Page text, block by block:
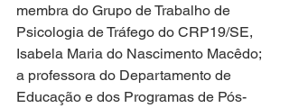
membra do Grupo de Trabalho de
Psicologia de Tráfego do CRP19/SE,
Isabela Maria do Nascimento Macêdo;
a professora do Departamento de
Educação e dos Programas de Pós-